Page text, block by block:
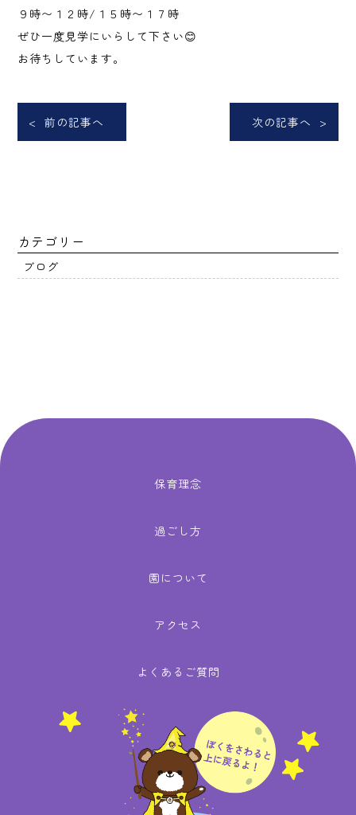
‎９時〜１２時/１５時〜１７時‎
‎ぜひ一度見学にいらして下さい😊‎
‎お待ちしています。
< 前の記事へ 次の記事へ >
カテゴリー
ブログ
保育理念
過ごし方
園について
アクセス
よくあるご質問